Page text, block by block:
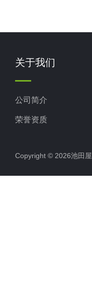
关于我们
公司简介
荣誉资质
Copyright © 2026池田